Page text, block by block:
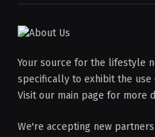
Your source for the lifestyle
specifically to exhibit the
Visit our main page for more
We're accepting new